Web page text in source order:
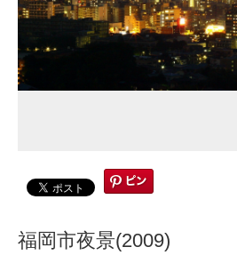
福岡市夜景(2009)